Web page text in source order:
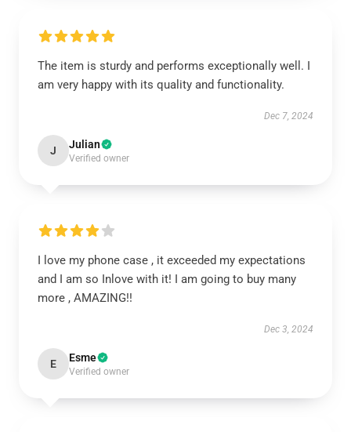
The item is sturdy and performs exceptionally well. I
am very happy with its quality and functionality.
Dec 7, 2024
J Julian
Verified owner
I love my phone case , it exceeded my expectations
and I am so Inlove with it! I am going to buy many
more , AMAZING!!
Dec 3, 2024
E Esme
Verified owner